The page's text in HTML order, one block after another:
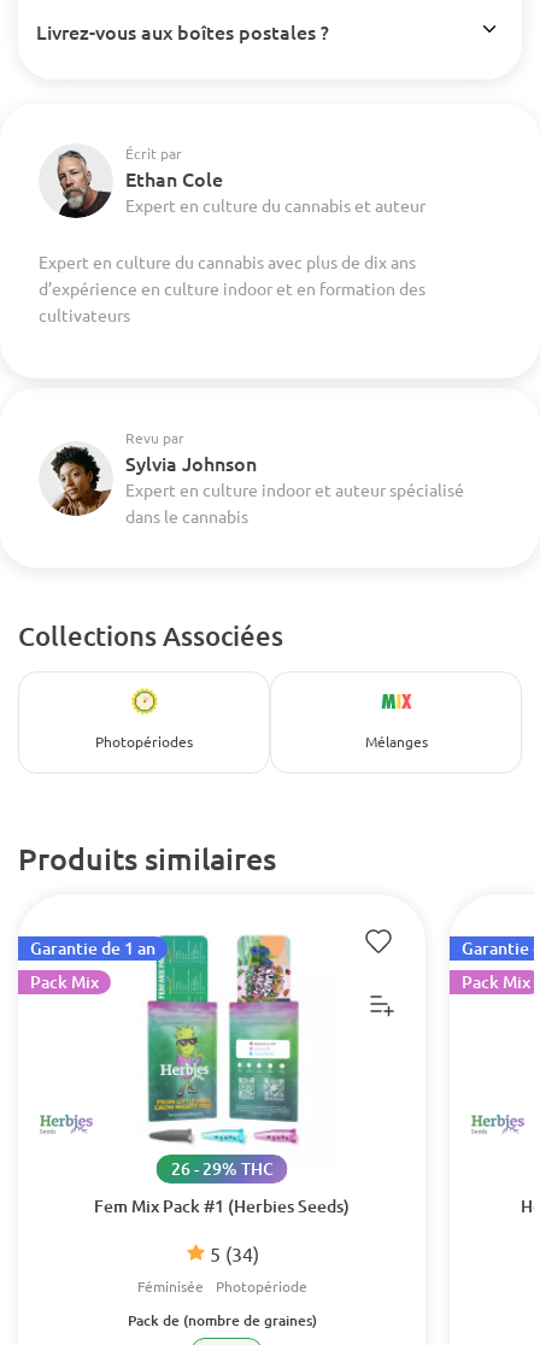
Livrez-vous aux boîtes postales ?
Écrit par
Ethan Cole
Expert en culture du cannabis et auteur
Expert en culture du cannabis avec plus de dix ans
d’expérience en culture indoor et en formation des
cultivateurs
Revu par
Sylvia Johnson
Expert en culture indoor et auteur spécialisé
dans le cannabis
Collections Associées
Photopériodes Mélanges
Produits similaires
Fem Mix Pack #1 (Herbies Seeds)
5 (34)
26 - 29% THC
Féminisée Photopériode
Garantie de 1 an
Pack Mix
Pack de (nombre de graines)
Garantie
Pack Mix